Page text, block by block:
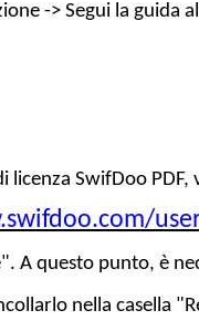
-> Segui la guida
licenza SwifDoo PDF,
A questo punto, è
nella casella